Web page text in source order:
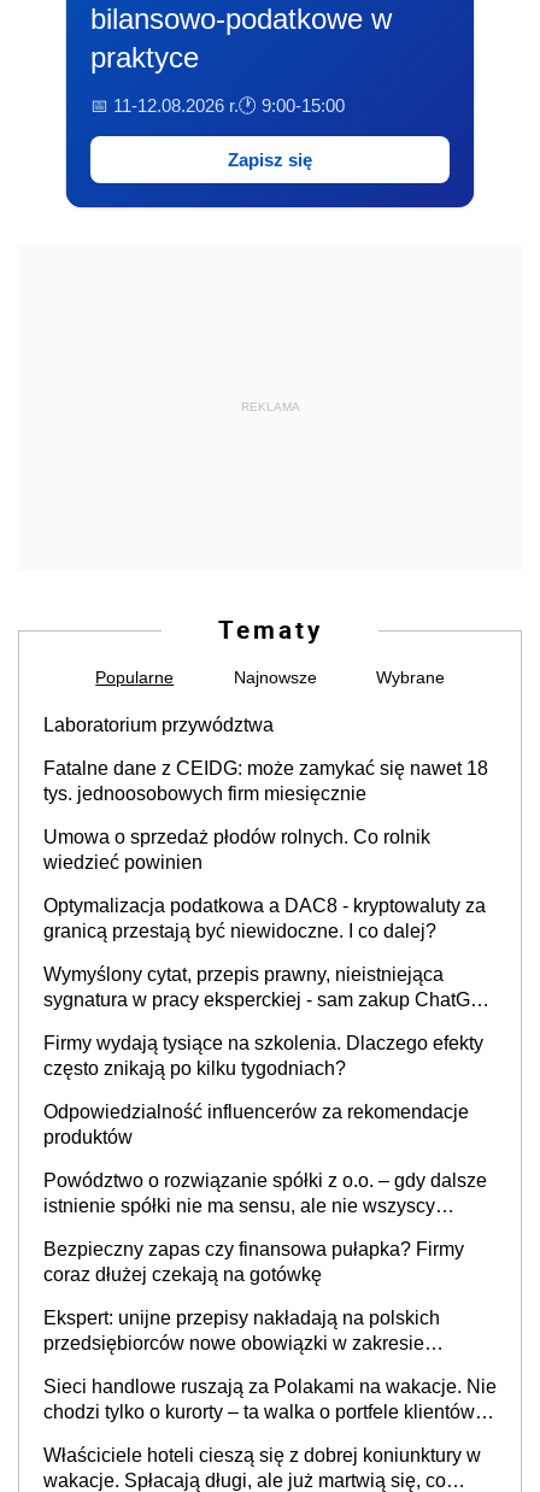
bilansowo-podatkowe w
praktyce
📅 11-12.08.2026 r.🕐 9:00-15:00
Zapisz się
REKLAMA
Tematy
Popularne Najnowsze Wybrane
Laboratorium przywództwa
Fatalne dane z CEIDG: może zamykać się nawet 18
tys. jednoosobowych firm miesięcznie
Umowa o sprzedaż płodów rolnych. Co rolnik
wiedzieć powinien
Optymalizacja podatkowa a DAC8 - kryptowaluty za
granicą przestają być niewidoczne. I co dalej?
Wymyślony cytat, przepis prawny, nieistniejąca
sygnatura w pracy eksperckiej - sam zakup ChatGPT
Firmy wydają tysiące na szkolenia. Dlaczego efekty
często znikają po kilku tygodniach?
Odpowiedzialność influencerów za rekomendacje
produktów
Powództwo o rozwiązanie spółki z o.o. – gdy dalsze
istnienie spółki nie ma sensu, ale nie wszyscy
Bezpieczny zapas czy finansowa pułapka? Firmy
coraz dłużej czekają na gotówkę
Ekspert: unijne przepisy nakładają na polskich
przedsiębiorców nowe obowiązki w zakresie
Sieci handlowe ruszają za Polakami na wakacje. Nie
chodzi tylko o kurorty – ta walka o portfele klientów
cichu
Właściciele hoteli cieszą się z dobrej koniunktury w
wakacje. Spłacają długi, ale już martwią się, co